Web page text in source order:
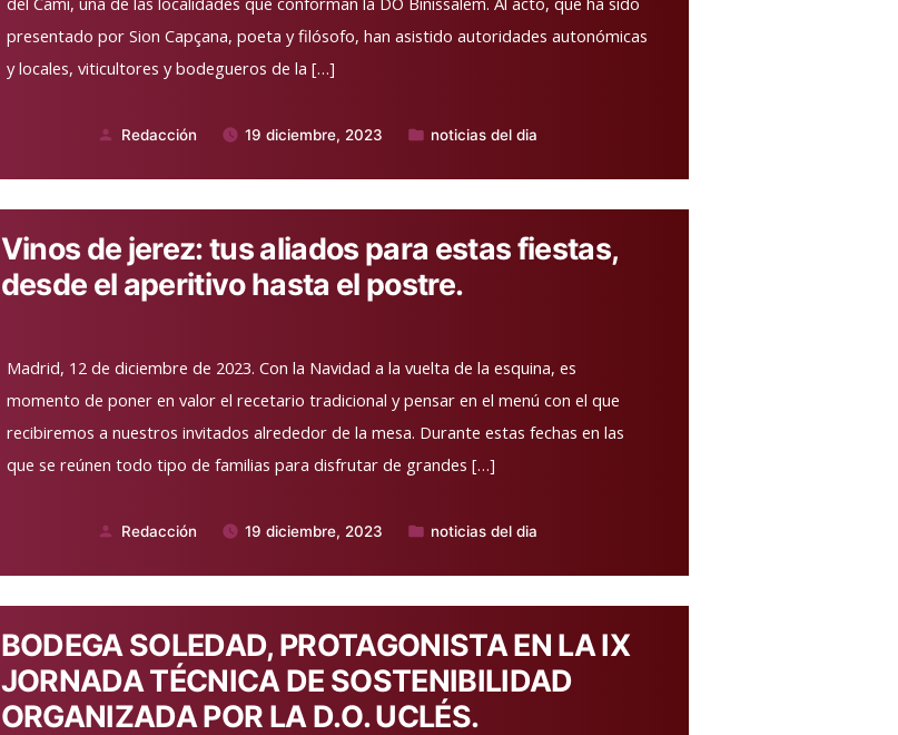
presentado por Sion Capçana, poeta y filósofo, han asistido autoridades autonómicas
y locales, viticultores y bodegueros de la […]
Publicado
Redacción 19 diciembre, 2023
Publicado
noticias del dia
Vinos de jerez: tus aliados para estas fiestas,
desde el aperitivo hasta el postre.
Madrid, 12 de diciembre de 2023. Con la Navidad a la vuelta de la esquina, es
momento de poner en valor el recetario tradicional y pensar en el menú con el que
recibiremos a nuestros invitados alrededor de la mesa. Durante estas fechas en las
que se reúnen todo tipo de familias para disfrutar de grandes […]
Publicado
Redacción 19 diciembre, 2023
Publicado
noticias del dia
BODEGA SOLEDAD, PROTAGONISTA EN LA IX
JORNADA TÉCNICA DE SOSTENIBILIDAD
ORGANIZADA POR LA D.O. UCLÉS.